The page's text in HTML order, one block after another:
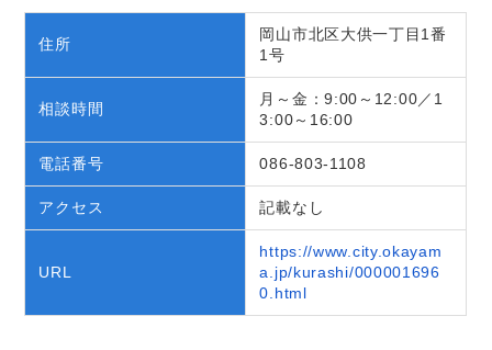
住所
岡山市北区大供一丁目1番
1号
相談時間
月～金：9:00～12:00／1
3:00～16:00
電話番号 086-803-1108
アクセス 記載なし
URL
https://www.city.okayam
a.jp/kurashi/000001696
0.html